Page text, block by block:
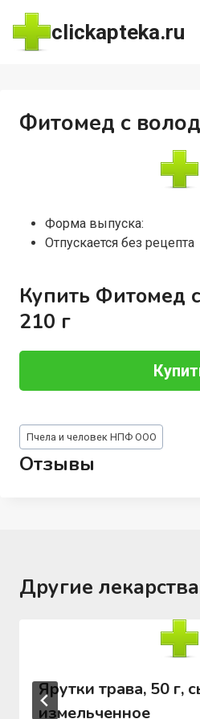
Перейти
содержимому
clickapteka.ru
Фитомед с
Форма выпуска:
Отпускается без рецепта
Купить Фитомед
210 г
Метки
записи:
Пчела и человек НПФ ООО
Отзывы
Другие лекарства
Ярутки трава, 50 г,
измельченное